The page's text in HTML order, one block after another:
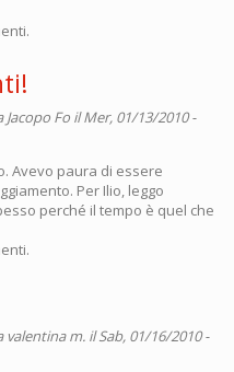
Jacopo Fo il Mer, 01/13/2010 -
Avevo paura di essere
Per Ilio, leggo
perché il tempo è quel che
valentina m. il Sab, 01/16/2010 -